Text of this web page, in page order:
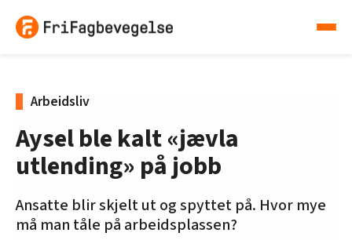
Arbeidsliv
Aysel ble kalt «jævla
utlending» på jobb
Ansatte blir skjelt ut og spyttet på. Hvor mye
må man tåle på arbeidsplassen?